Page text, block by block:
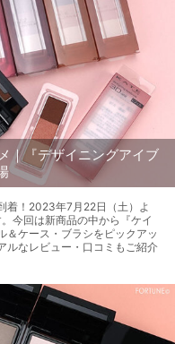
｜『デザイニングアイブ
着！2023年7月22日（土）よ
今回は新商品の中から『ケイ
ケース・ブラシをピックアッ
ルなレビュー・口コミもご紹介